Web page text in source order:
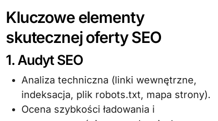
Kluczowe elementy
skutecznej oferty SEO
1. Audyt SEO
Analiza techniczna (linki wewnętrzne,
indeksacja, plik robots.txt, mapa strony).
Ocena szybkości ładowania i